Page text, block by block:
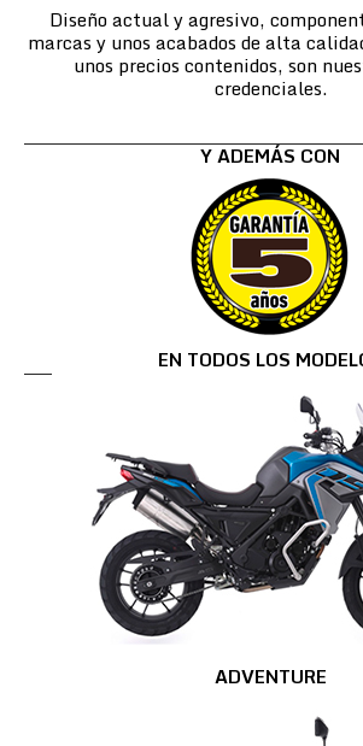
Diseño actual y agresivo,
marcas y unos acabados de alta
unos precios contenidos, son
credenciales.
Y ADEMÁS CON
EN TODOS LOS
ADVENTURE